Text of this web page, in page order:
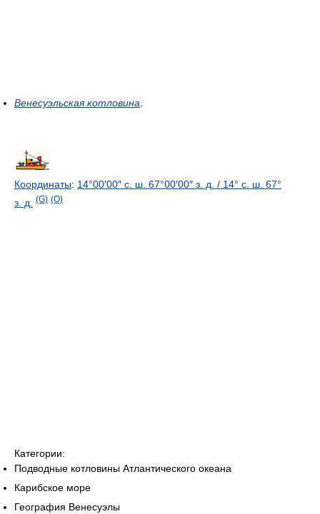
Венесуэльская котловина
Координаты: 14°00′00″ с. ш. 67°00′00″ з. д. / 14° с. ш. 67°
з. д. (G) (O)
Категории:
Подводные котловины Атлантического океана
Карибское море
География Венесуэлы